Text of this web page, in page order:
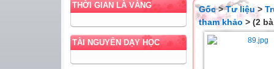
THỜI GIAN LÀ VÀNG
TÀI NGUYÊN DẠY HỌC
Gốc>Tư liệu>
tham khảo > (2